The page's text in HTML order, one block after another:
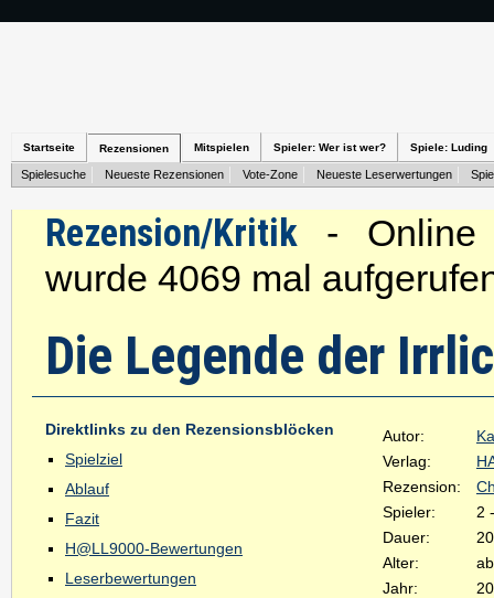
Startseite Rezensionen Mitspielen Spieler: Wer ist wer? Spiele: Luding
Spielesuche Neueste Rezensionen Vote-Zone Neueste Leserwertungen
Rezension/Kritik - Online
wurde 4069 mal
Die Legende der
Direktlinks zu den Rezensionsblöcken
Spielziel
Ablauf
Fazit
H@LL9000-Bewertungen
Leserbewertungen
Autor:
Verlag:
Rezension:
Spieler:
2
Dauer:
Alter:
Jahr: